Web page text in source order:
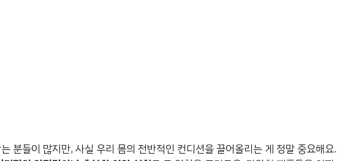
분들이 많지만, 사실 우리 몸의 전반적인 컨디션을 끌어올리는 게 정말 중요해요.